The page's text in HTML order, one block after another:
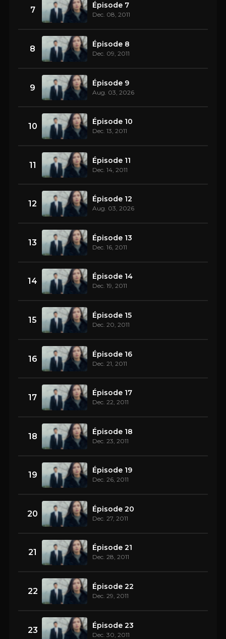
7 Épisode 7
Dec. 08, 2011
8 Épisode 8
Dec. 09, 2011
9 Épisode 9
Aug. 03, 2026
10 Épisode 10
Dec. 13, 2011
11 Épisode 11
Dec. 14, 2011
12 Épisode 12
Aug. 03, 2026
13 Épisode 13
Dec. 16, 2011
14 Épisode 14
Dec. 19, 2011
15 Épisode 15
Dec. 20, 2011
16 Épisode 16
Dec. 21, 2011
17 Épisode 17
Dec. 22, 2011
18 Épisode 18
Dec. 23, 2011
19 Épisode 19
Dec. 26, 2011
20 Épisode 20
Dec. 27, 2011
21 Épisode 21
Dec. 28, 2011
22 Épisode 22
Dec. 29, 2011
23 Épisode 23
Dec. 30, 2011